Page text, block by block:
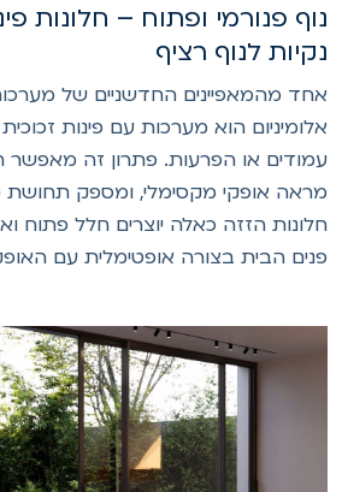
פנורמי ופתוח – חלונות
לנוף רציף
מהמאפיינים החדשניים של מערכות
הוא מערכות עם פינות זכוכית
או הפרעות. פתרון זה מאפשר
אופקי מקסימלי, ומספק תחושת
הזזה כאלה יוצרים חלל פתוח
הבית בצורה אופטימלית עם האופק